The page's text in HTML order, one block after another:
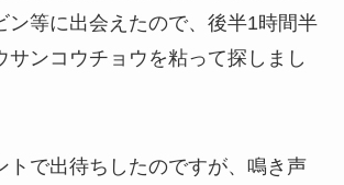
ン等に出会えたので、後半1時間半
サンコウチョウを粘って探しまし
トで出待ちしたのですが、鳴き声